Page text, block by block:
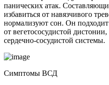
панических атак.
избавиться от навязчивого
нормализуют сон. Он
от вегетососудистой
сердечно-сосудистой системы.
Симптомы ВСД